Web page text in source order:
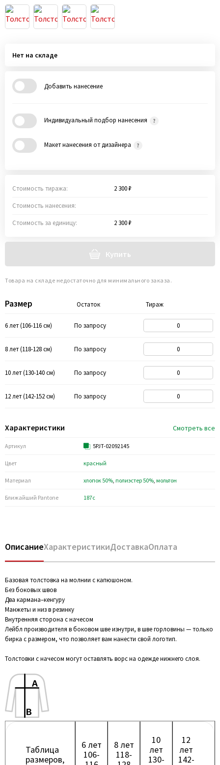
Размер Остаток Тираж
6 лет (106-116 см) По запросу
8 лет (118-128 см) По запросу
10 лет (130-140 см) По запросу
12 лет (142-152 см) По запросу
Характеристики Смотреть все
Артикул 5PJT-02092145
Цвет красный
Материал хлопок 50%, полиэстер 50%, мольтон
Ближайший Pantone 187c
Нет на складе
Добавить нанесение
Индивидуальный подбор нанесения
Макет нанесения от дизайнера
Стоимость тиража: 2 300 ₽
Стоимость нанесения:
Стоимость за единицу: 2 300 ₽
Купить
Товара на складе недостаточно для минимального заказа.
ОписаниеХарактеристикиДоставкаОплата
Базовая толстовка на молнии с капюшоном.
Без боковых швов
Два кармана–кенгуру
Манжеты и низ в резинку
Внутренняя сторона с начесом
Лейбл производителя в боковом шве изнутри, в шве горловины — только
бирка с размером, что позволяет вам нанести свой логотип.
Толстовки с начесом могут оставлять ворс на одежде нижнего слоя.
Таблица
размеров,
6 лет
106-
8 лет
118-
10
лет
130-
12
лет
142-